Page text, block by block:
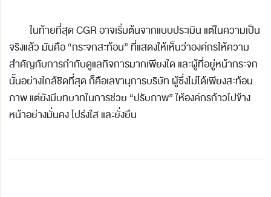
ในท้ายที่สุด CGR อาจเริ่มต้นจากแบบประเมิน แต่ในความเป็น
จริงแล้ว มันคือ “กระจกสะท้อน” ที่แสดงให้เห็นว่าองค์กรให้ความ
สำคัญกับการกำกับดูแลกิจการมากเพียงใด และผู้ที่อยู่หน้ากระจก
นั้นอย่างใกล้ชิดที่สุด ก็คือเลขานุการบริษัท ผู้ซึ่งไม่ได้เพียงสะท้อน
ภาพ แต่ยังมีบทบาทในการช่วย “ปรับภาพ” ให้องค์กรก้าวไปข้าง
หน้าอย่างมั่นคง โปร่งใส และยั่งยืน